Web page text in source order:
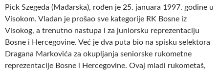
Pick Szegeda (Mađarska), rođen je 25. januara 1997. godine u
Visokom. Vladan je prošao sve kategorije RK Bosne iz
Visokog, a trenutno nastupa i za juniorsku reprezentaciju
Bosne i Hercegovine. Već je dva puta bio na spisku selektora
Dragana Markovića za okupljanja seniorske rukometne
reprezentacije Bosne i Hercegovine. Ovaj mladi rukometaš,